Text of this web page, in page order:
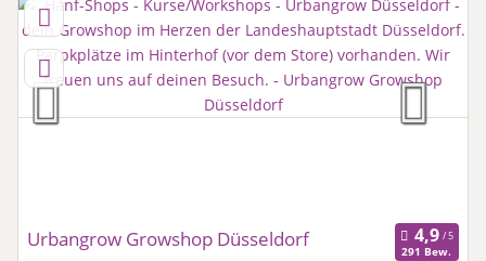
Urbangrow Growshop Düsseldorf
291 Bew.